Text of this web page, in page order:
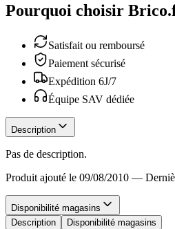
Pourquoi choisir
Satisfait ou remboursé
Paiement sécurisé
Expédition 6J/7
Équipe SAV dédiée
Description
Pas de description.
Produit ajouté le 09/08/2010 —
Disponibilité magasins
Description
Disponibilité magasins